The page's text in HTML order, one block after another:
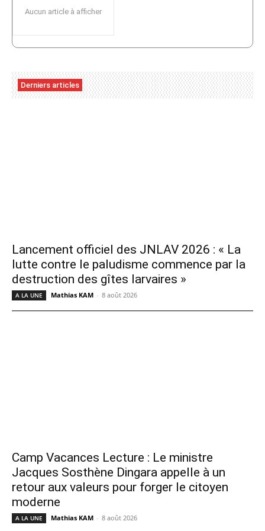
Aucun article à afficher
Derniers articles
Lancement officiel des JNLAV 2026 : « La
lutte contre le paludisme commence par la
destruction des gîtes larvaires »
A LA UNE Mathias KAM - 8 août 2026
Camp Vacances Lecture : Le ministre
Jacques Sosthène Dingara appelle à un
retour aux valeurs pour forger le citoyen
moderne
A LA UNE Mathias KAM - 8 août 2026